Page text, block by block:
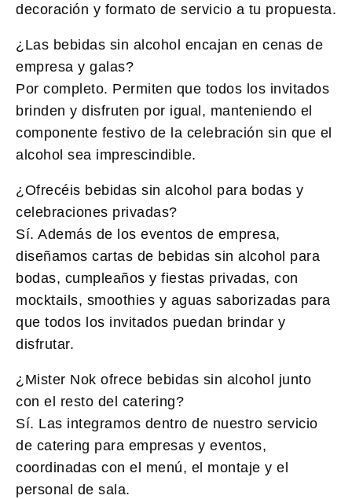
decoración y formato de servicio a tu propuesta.
¿Las bebidas sin alcohol encajan en cenas de
empresa y galas?
Por completo. Permiten que todos los invitados
brinden y disfruten por igual, manteniendo el
componente festivo de la celebración sin que el
alcohol sea imprescindible.
¿Ofrecéis bebidas sin alcohol para bodas y
celebraciones privadas?
Sí. Además de los eventos de empresa,
diseñamos cartas de bebidas sin alcohol para
bodas, cumpleaños y fiestas privadas, con
mocktails, smoothies y aguas saborizadas para
que todos los invitados puedan brindar y
disfrutar.
¿Mister Nok ofrece bebidas sin alcohol junto
con el resto del catering?
Sí. Las integramos dentro de nuestro servicio
de catering para empresas y eventos,
coordinadas con el menú, el montaje y el
personal de sala.